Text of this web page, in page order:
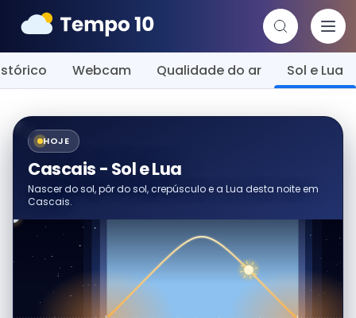
Webcam Qualidade do ar Sol e Lua
HOJE
Cascais - Sol e Lua
Nascer do sol, pôr do sol, crepúsculo e a Lua desta noite em
Cascais.